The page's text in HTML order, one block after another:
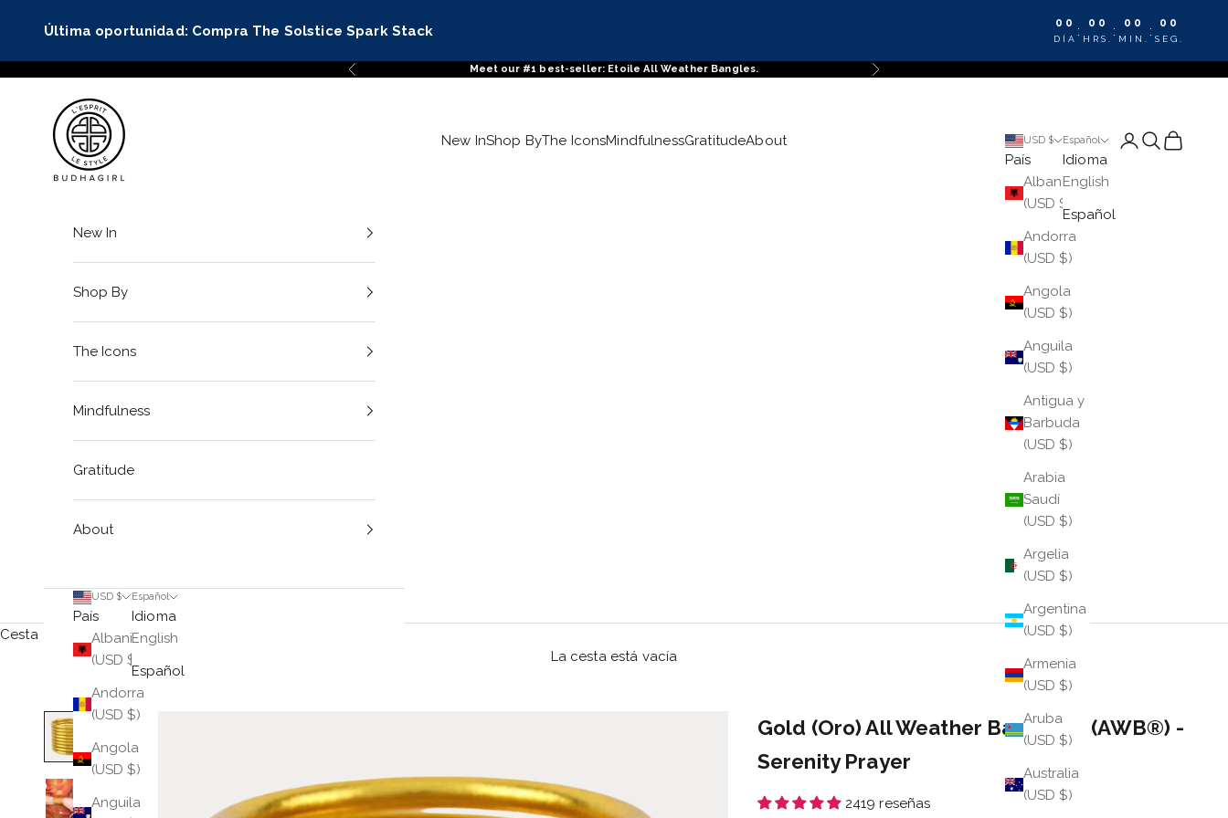
Última oportunidad: Compra The Solstice Spark Stack
00
DÍA : 00
HRS. : 00
MIN. : 00
SEG.
Anterior Meet our #1 best-seller: Etoile All Weather Bangles. Siguiente
BuDhaGirl
New InShop ByThe IconsMindfulnessGratitudeAbout USD $
País
Albania
(USD $)
Andorra
(USD $)
Angola
(USD $)
Anguila
(USD $)
Antigua y
Barbuda
(USD $)
Arabia
Saudí
(USD $)
Argelia
(USD $)
Argentina
(USD $)
Armenia
(USD $)
Aruba
(USD $)
Australia
(USD $)
Español
Idioma
English
Español
Iniciar sesión
Buscar
Cesta
New In
Shop By
The Icons
Mindfulness
Gratitude
About
USD $
País
Albania
(USD $)
Andorra
(USD $)
Angola
(USD $)
Anguila
Español
Idioma
English
Español
Cesta
La cesta está vacía
Gold (Oro) All Weather Bangles® (AWB®) -
Serenity Prayer
2419 reseñas